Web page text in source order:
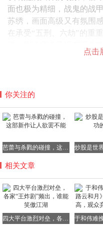
面也极为精细，战鬼的战
苏绣，画面高级又有氛围
在承受“五刑、六劫”的重
峰
张凌赫、王楚然、付辛博
亮特别出演的36集民国言
世错位、灭门惨案、假死
自幼被抱错的军阀之子慕
待，逃亡中被药商之女任
家满门被杀，血海深仇。
己亲手枪杀了爱人，陷入
点击
你关注的
芭蕾与杀戮的碰撞，这部新作让人欲罢不能
相关文章
四大平台激烈对垒，各家“王炸剧”频出，谁能笑傲江湖